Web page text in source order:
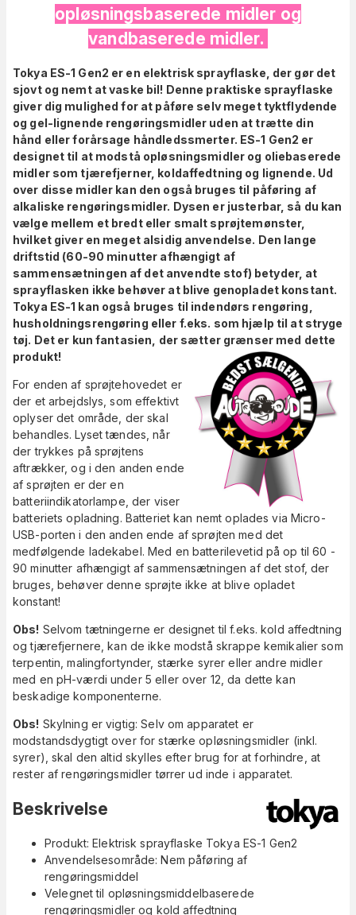
opløsningsbaserede midler og
vandbaserede midler.
Tokya ES-1 Gen2 er en elektrisk sprayflaske, der gør det
sjovt og nemt at vaske bil! Denne praktiske sprayflaske
giver dig mulighed for at påføre selv meget tyktflydende
og gel-lignende rengøringsmidler uden at trætte din
hånd eller forårsage håndledssmerter. ES-1 Gen2 er
designet til at modstå opløsningsmidler og oliebaserede
midler som tjærefjerner, koldaffedtning og lignende. Ud
over disse midler kan den også bruges til påføring af
alkaliske rengøringsmidler. Dysen er justerbar, så du kan
vælge mellem et bredt eller smalt sprøjtemønster,
hvilket giver en meget alsidig anvendelse. Den lange
driftstid (60-90 minutter afhængigt af
sammensætningen af det anvendte stof) betyder, at
sprayflasken ikke behøver at blive genopladet konstant.
Tokya ES-1 kan også bruges til indendørs rengøring,
husholdningsrengøring eller f.eks. som hjælp til at stryge
tøj. Det er kun fantasien, der sætter grænser med dette
produkt!
For enden af sprøjtehovedet er
der et arbejdslys, som effektivt
oplyser det område, der skal
behandles. Lyset tændes, når
der trykkes på sprøjtens
aftrækker, og i den anden ende
af sprøjten er der en
batteriindikatorlampe, der viser
batteriets opladning. Batteriet kan nemt oplades via Micro-
USB-porten i den anden ende af sprøjten med det
medfølgende ladekabel. Med en batterilevetid på op til 60 -
90 minutter afhængigt af sammensætningen af det stof, der
bruges, behøver denne sprøjte ikke at blive opladet
konstant!
Obs! Selvom tætningerne er designet til f.eks. kold affedtning
og tjærefjernere, kan de ikke modstå skrappe kemikalier som
terpentin, malingfortynder, stærke syrer eller andre midler
med en pH-værdi under 5 eller over 12, da dette kan
beskadige komponenterne.
Obs! Skylning er vigtig: Selv om apparatet er
modstandsdygtigt over for stærke opløsningsmidler (inkl.
syrer), skal den altid skylles efter brug for at forhindre, at
rester af rengøringsmidler tørrer ud inde i apparatet.
Beskrivelse
Produkt: Elektrisk sprayflaske Tokya ES-1 Gen2
Anvendelsesområde: Nem påføring af
rengøringsmiddel
Velegnet til opløsningsmiddelbaserede
rengøringsmidler og kold affedtning